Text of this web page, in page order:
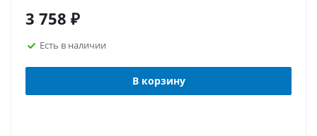
3 758 ₽
Есть в наличии
В корзину